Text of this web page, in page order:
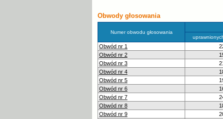
Obwody głosowania
Numer obwodu głosowania
Obwód nr 1
Obwód nr 2
Obwód nr 3
Obwód nr 4
Obwód nr 5
Obwód nr 6
Obwód nr 7
Obwód nr 8
Obwód nr 9